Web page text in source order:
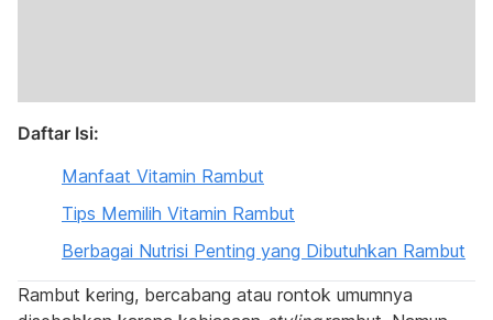
Daftar Isi:
Manfaat Vitamin Rambut
Tips Memilih Vitamin Rambut
Berbagai Nutrisi Penting yang Dibutuhkan Rambut
Rambut kering, bercabang atau rontok umumnya